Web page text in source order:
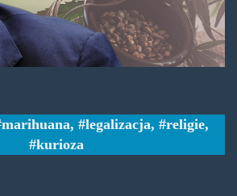
marihuana, legalizacja, religie,
kurioza